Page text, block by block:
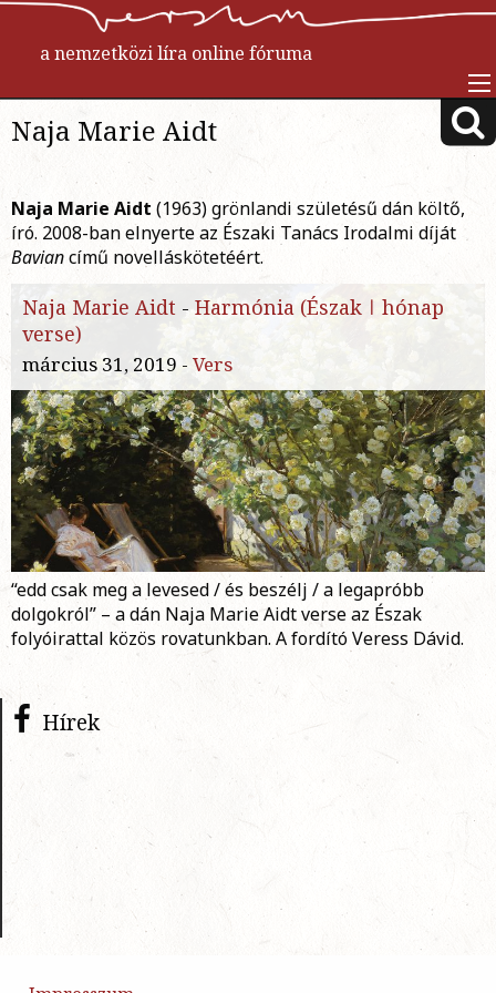
a nemzetközi líra online fóruma
Naja Marie Aidt
Naja Marie Aidt (1963) grönlandi születésű dán költő,
író. 2008-ban elnyerte az Északi Tanács Irodalmi díját
Baviancímű novelláskötetéért.
Naja Marie Aidt - Harmónia (Észak ǀ hónap
verse)
március 31, 2019 - Vers
“edd csak meg a levesed / és beszélj / a legapróbb
dolgokról” – a dán Naja Marie Aidt verse az Észak
folyóirattal közös rovatunkban. A fordító Veress Dávid.
Hírek